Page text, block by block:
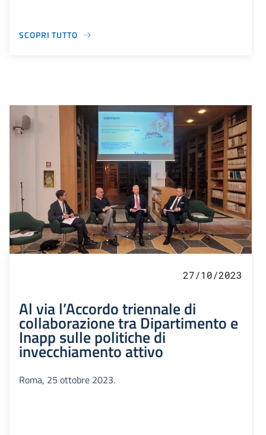
SCOPRI TUTTO
27/10/2023
Al via l’Accordo triennale di
collaborazione tra Dipartimento e
Inapp sulle politiche di
invecchiamento attivo
Roma, 25 ottobre 2023.